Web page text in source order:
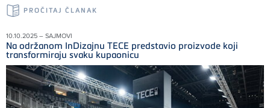
PROČITAJ ČLANAK
10.10.2025 – SAJMOVI
Na održanom InDizajnu TECE predstavio proizvode koji
transformiraju svaku kupaonicu